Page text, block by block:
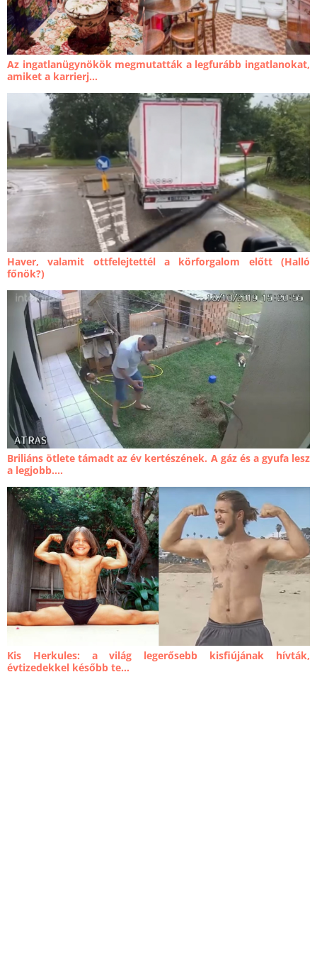
Az ingatlanügynökök megmutatták a legfurább ingatlanokat,
amiket a karrierj...
Haver, valamit ottfelejtettél a körforgalom előtt (Halló
főnök?)
Briliáns ötlete támadt az év kertészének. A gáz és a gyufa lesz
a legjobb....
Kis Herkules: a világ legerősebb kisfiújának hívták,
évtizedekkel később te...